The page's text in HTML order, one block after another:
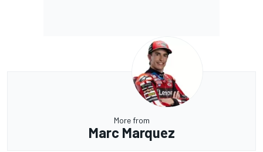
More from
Marc Marquez